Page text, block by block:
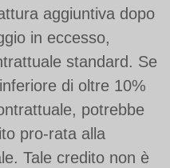
aggiuntiva dopo
in eccesso,
standard. Se
di oltre 10%
potrebbe
pro-rata alla
Tale credito non è